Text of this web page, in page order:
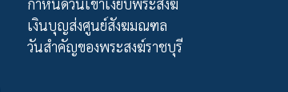
เงินบุญส่งศูนย์สังฆมณฑล
วันสำคัญของพระสงฆ์ราชบุรี